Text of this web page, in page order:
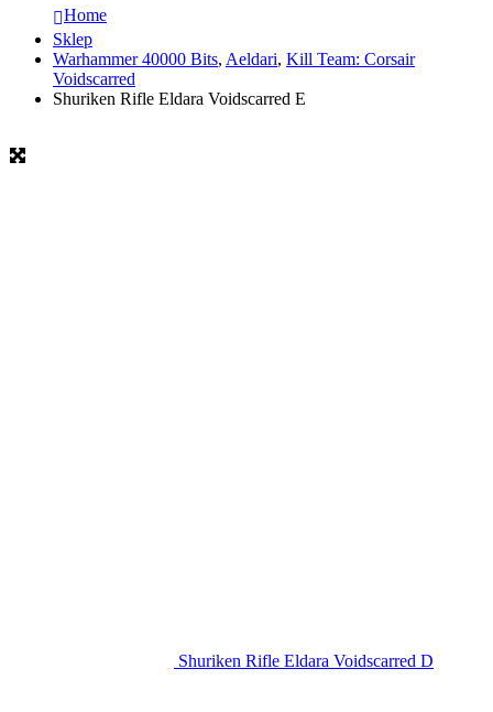
Home
Sklep
Warhammer 40000 Bits, Aeldari, Kill Team: Corsair
Voidscarred
Shuriken Rifle Eldara Voidscarred E
Shuriken Rifle Eldara Voidscarred D